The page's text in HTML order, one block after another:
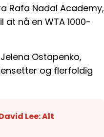
Rafa Nadal Academy,
nå en WTA 1000-
Ostapenko,
og flerfoldig
Lee: Alt